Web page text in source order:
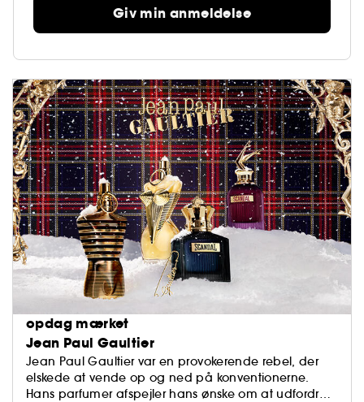
Giv min anmeldelse
opdag mærket
Jean Paul Gaultier
Jean Paul Gaultier var en provokerende rebel, der
elskede at vende op og ned på konventionerne.
Hans parfumer afspejler hans ønske om at udfordre